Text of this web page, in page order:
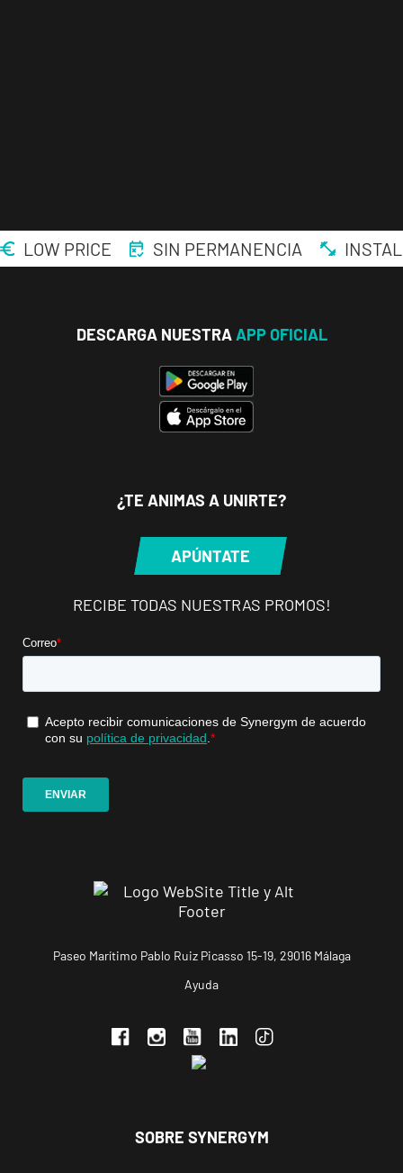
LOW PRICE SIN PERMANENCIA
Paseo Marítimo Pablo Ruiz Picasso 15-19, 29016 Málaga
Ayuda
SOBRE SYNERGYM
¿TE ANIMAS A UNIRTE?
APÚNTATE
RECIBE TODAS NUESTRAS PROMOS!
DESCARGA NUESTRA APP OFICIAL